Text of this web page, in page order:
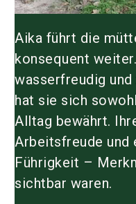
Aika führt die
konsequent
wasserfreudig
hat sie sich
Alltag bewährt.
Arbeitsfreude und
Führigkeit –
sichtbar waren.